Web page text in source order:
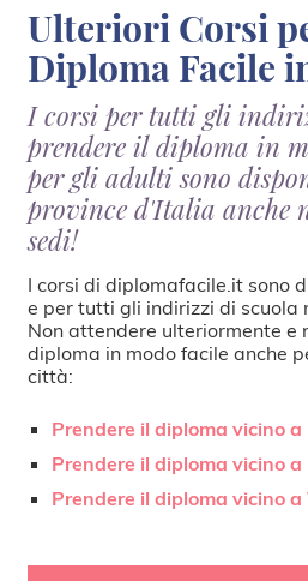
Ulteriori Corsi per il
Diploma Facile
I corsi per tutti gli
prendere il diploma in
per gli adulti sono
province d'Italia anche
sedi!
I corsi di diplomafacile.it sono
e per tutti gli indirizzi di scuola
Non attendere ulteriormente e
diploma in modo facile anche
città:
Prendere il diploma vicino a
Prendere il diploma vicino a
Prendere il diploma vicino a